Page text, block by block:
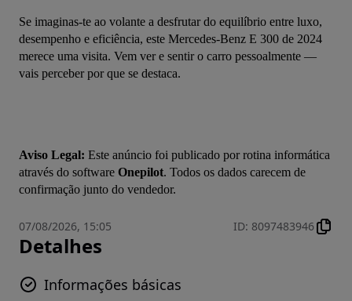
Se imaginas-te ao volante a desfrutar do equilíbrio entre luxo,
desempenho e eficiência, este Mercedes-Benz E 300 de 2024
merece uma visita. Vem ver e sentir o carro pessoalmente —
vais perceber por que se destaca.
Aviso Legal: Este anúncio foi publicado por rotina informática
através do software Onepilot. Todos os dados carecem de
confirmação junto do vendedor.
07/08/2026, 15:05 ID: 8097483946
Detalhes
Informações básicas